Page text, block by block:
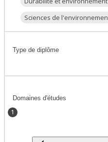
Type de diplôme
Domaines d'études
1